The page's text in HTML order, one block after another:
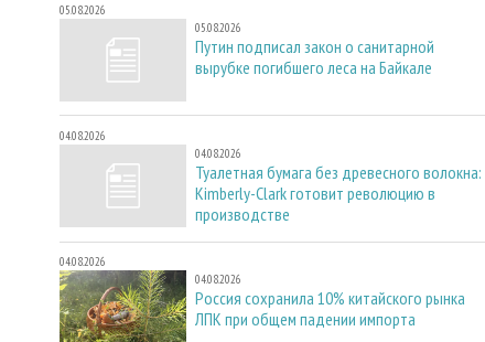
05.08.2026
05.08.2026
Путин подписал закон о санитарной
вырубке погибшего леса на Байкале
04.08.2026
04.08.2026
Туалетная бумага без древесного волокна:
Kimberly-Clark готовит революцию в
производстве
04.08.2026
04.08.2026
Россия сохранила 10% китайского рынка
ЛПК при общем падении импорта